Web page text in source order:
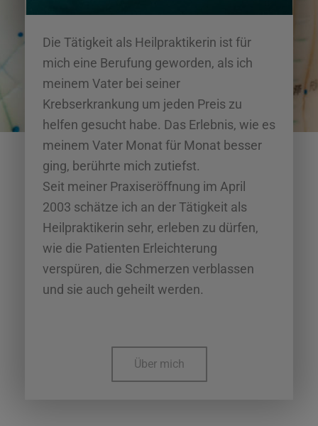
Die Tätigkeit als Heilpraktikerin ist für
mich eine Berufung geworden, als ich
meinem Vater bei seiner
Krebserkrankung um jeden Preis zu
helfen gesucht habe. Das Erlebnis, wie es
meinem Vater Monat für Monat besser
ging, berührte mich zutiefst.
Seit meiner Praxiseröffnung im April
2003 schätze ich an der Tätigkeit als
Heilpraktikerin sehr, erleben zu dürfen,
wie die Patienten Erleichterung
verspüren, die Schmerzen verblassen
und sie auch geheilt werden.
Über mich